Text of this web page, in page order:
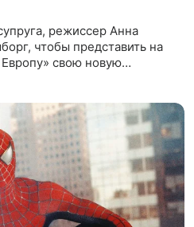
режиссер Анна
чтобы представить на
свою новую